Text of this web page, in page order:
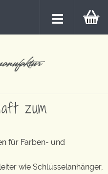
zum
für Farben- und
wie Schlüsselanhänger,